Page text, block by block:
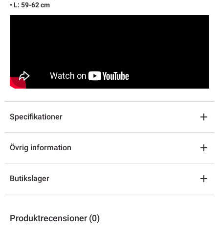
• L: 59-62 cm
Specifikationer
Övrig information
Butikslager
Produktrecensioner (0)